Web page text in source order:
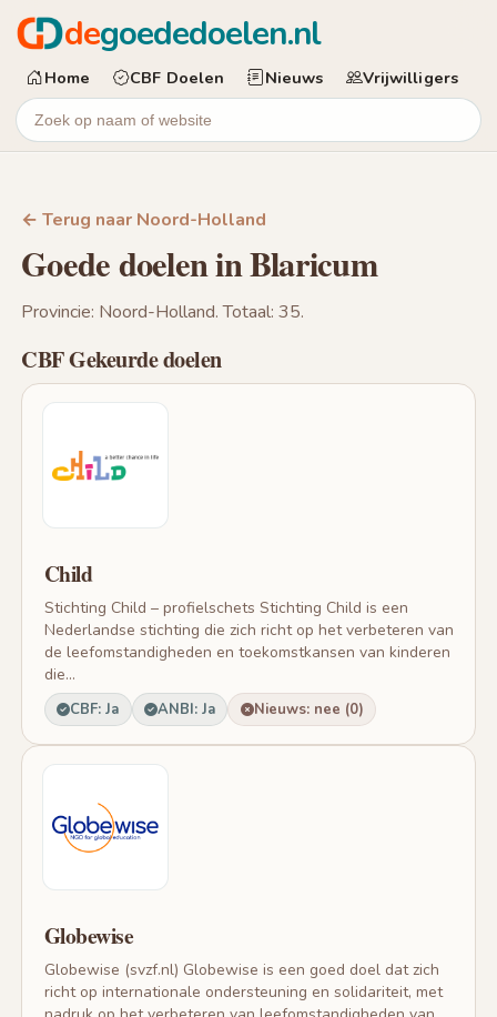
degoededoelen.nl
Home CBF Doelen Nieuws Vrijwilligers
← Terug naar Noord-Holland
Goede doelen in Blaricum
Provincie: Noord-Holland. Totaal: 35.
CBF Gekeurde doelen
Child
Stichting Child – profielschets Stichting Child is een
Nederlandse stichting die zich richt op het verbeteren van
de leefomstandigheden en toekomstkansen van kinderen
die...
CBF: Ja ANBI: Ja Nieuws: nee (0)
Globewise
Globewise (svzf.nl) Globewise is een goed doel dat zich
richt op internationale ondersteuning en solidariteit, met